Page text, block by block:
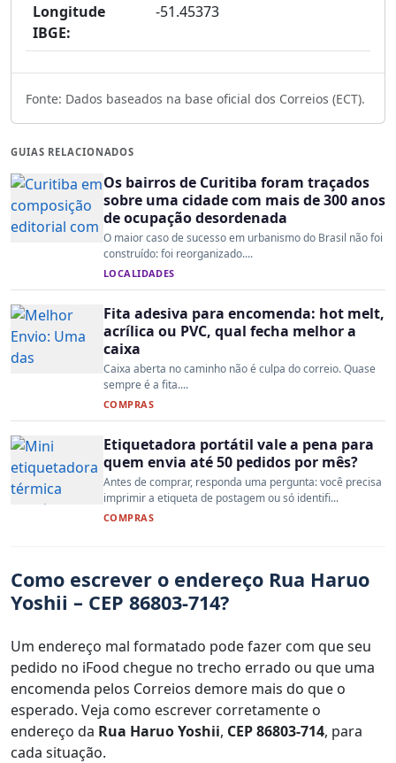
Longitude
IBGE:
-51.45373
Fonte: Dados baseados na base oficial dos Correios (ECT).
GUIAS RELACIONADOS
Os bairros de Curitiba foram traçados
sobre uma cidade com mais de 300 anos
de ocupação desordenada
O maior caso de sucesso em urbanismo do Brasil não foi
construído: foi reorganizado....
LOCALIDADES
Fita adesiva para encomenda: hot melt,
acrílica ou PVC, qual fecha melhor a
caixa
Caixa aberta no caminho não é culpa do correio. Quase
sempre é a fita....
COMPRAS
Etiquetadora portátil vale a pena para
quem envia até 50 pedidos por mês?
Antes de comprar, responda uma pergunta: você precisa
imprimir a etiqueta de postagem ou só identifi...
COMPRAS
Como escrever o endereço Rua Haruo
Yoshii – CEP 86803-714?
Um endereço mal formatado pode fazer com que seu
pedido no iFood chegue no trecho errado ou que uma
encomenda pelos Correios demore mais do que o
esperado. Veja como escrever corretamente o
endereço da Rua Haruo Yoshii, CEP 86803-714, para
cada situação.